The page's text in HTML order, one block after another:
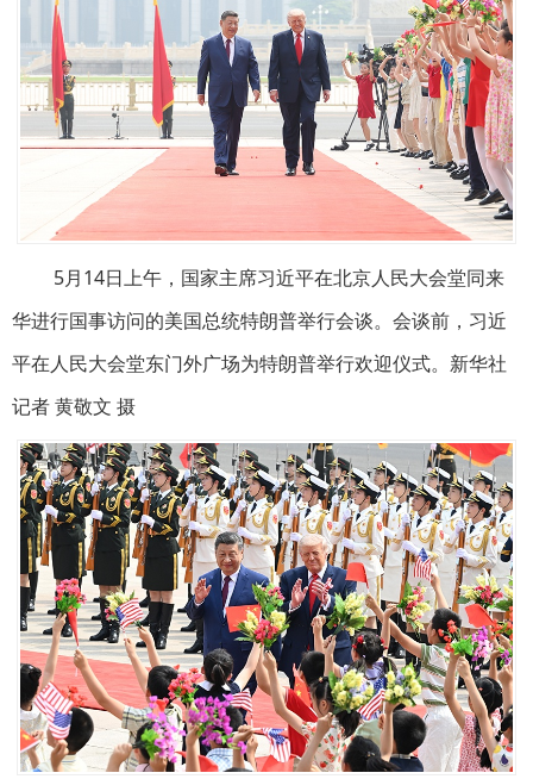
5月14日上午，国家主席习近平在北京人民大会堂同来
华进行国事访问的美国总统特朗普举行会谈。会谈前，习近
平在人民大会堂东门外广场为特朗普举行欢迎仪式。新华社
记者 黄敬文 摄